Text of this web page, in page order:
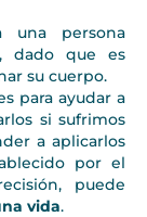
una persona
dado que es
su cuerpo.
para ayudar a
si sufrimos
a aplicarlos
por el
puede
vida.